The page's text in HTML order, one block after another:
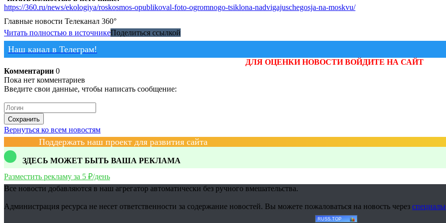
https://360.ru/news/ekologiya/roskosmos-opublikoval-foto-ogromnogo-tsiklona-nadvigajuschegosja-na-moskvu/
Главные новости Телеканал 360°
Читать полностью в источникеПоделиться ссылкой
Наш канал в Телеграм!
ДЛЯ ОЦЕНКИ НОВОСТИ ВОЙДИТЕ НА САЙТ
Комментарии 0
Пока нет комментариев
Введите свои данные, чтобы написать сообщение:
Сохранить
Вернуться ко всем новостям
Поддержать наш проект для развития сайта
ЗДЕСЬ МОЖЕТ БЫТЬ ВАША РЕКЛАМА
Разместить рекламу за 5 ₽/день
Все новости добавляются в наш агрегатор автоматически без ручного вмешательства.
Администрация ресурса не несет ответственности за содержание новостей. Вы можете пожаловаться на новость через